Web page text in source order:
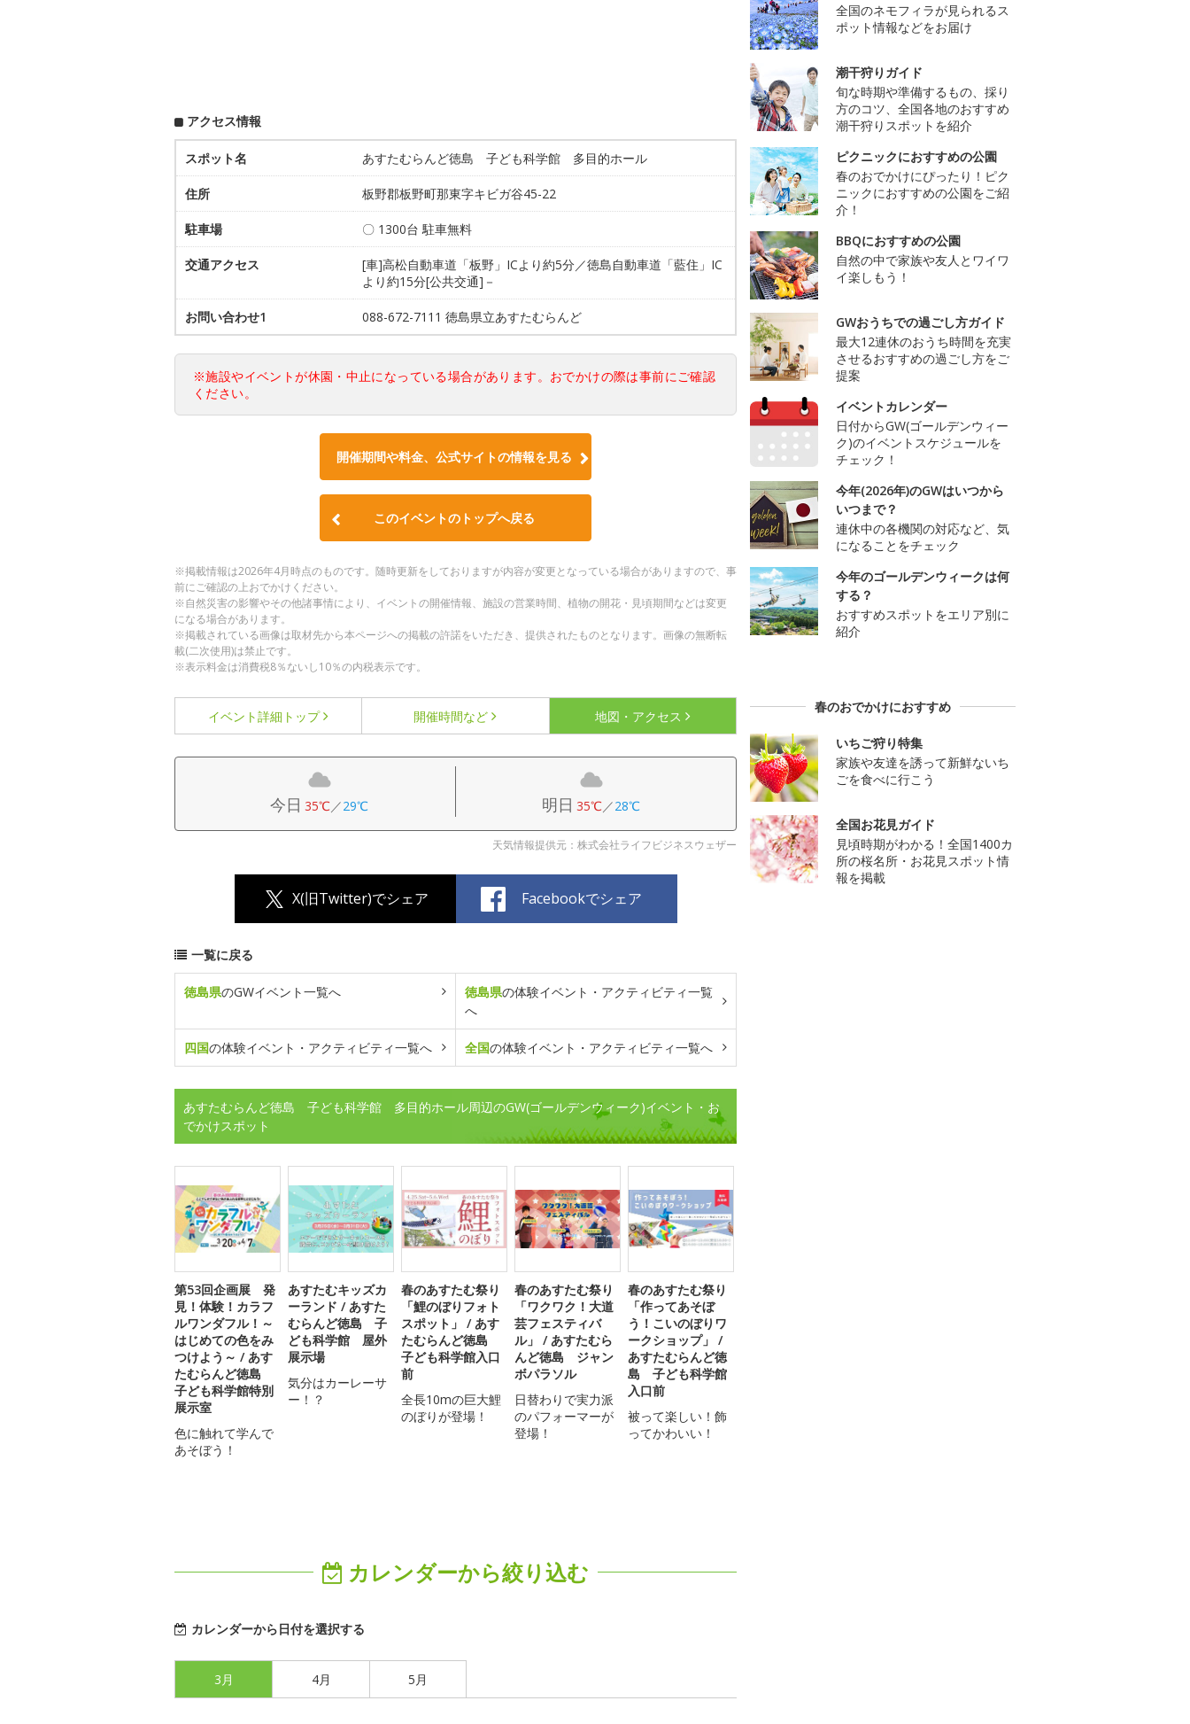
アクセス情報
スポット名 あすたむらんど徳島 子ども科学館 多目的ホール
住所 板野郡板野町那東字キビガ谷45-22
駐車場 〇 1300台 駐車無料
交通アクセス
[車]高松自動車道「板野」ICより約5分／徳島自動車道「藍住」IC
より約15分[公共交通]－
お問い合わせ1 088-672-7111 徳島県立あすたむらんど
※施設やイベントが休園・中止になっている場合があります。おでかけの際は事前にご確認
ください。
開催期間や料金、公式サイトの情報を見る
このイベントのトップへ戻る
※掲載情報は2026年4月時点のものです。随時更新をしておりますが内容が変更となっている場合がありますので、事
前にご確認の上おでかけください。
※自然災害の影響やその他諸事情により、イベントの開催情報、施設の営業時間、植物の開花・見頃期間などは変更
になる場合があります。
※掲載されている画像は取材先から本ページへの掲載の許諾をいただき、提供されたものとなります。画像の無断転
載(二次使用)は禁止です。
※表示料金は消費税8％ないし10％の内税表示です。
イベント詳細 トップ 開催時間など 地図・アクセス
今日 35℃／29℃ 明日 35℃／28℃
天気情報提供元：株式会社ライフビジネスウェザー
X(旧Twitter)でシェア Facebookでシェア
一覧に戻る
徳島県のGWイベント一覧へ 徳島県の体験イベント・アクティビティ一覧
へ
四国の体験イベント・アクティビティ一覧へ 全国の体験イベント・アクティビティ一覧へ
あすたむらんど徳島 子ども科学館 多目的ホール周辺のGW(ゴールデンウィーク)イベント・お
でかけスポット
第53回企画展 発
見！体験！カラフ
ルワンダフル！～
はじめての色をみ
つけよう～ / あす
たむらんど徳島
子ども科学館特別
展示室
色に触れて学んで
あそぼう！
あすたむキッズカ
ーランド / あすた
むらんど徳島 子
ども科学館 屋外
展示場
気分はカーレーサ
ー！？
春のあすたむ祭り
「鯉のぼりフォト
スポット」 / あす
たむらんど徳島
子ども科学館入口
前
全長10mの巨大鯉
のぼりが登場！
春のあすたむ祭り
「ワクワク！大道
芸フェスティバ
ル」 / あすたむら
んど徳島 ジャン
ボパラソル
日替わりで実力派
のパフォーマーが
登場！
春のあすたむ祭り
「作ってあそぼ
う！こいのぼりワ
ークショップ」 /
あすたむらんど徳
島 子ども科学館
入口前
被って楽しい！飾
ってかわいい！
カレンダーから絞り込む
カレンダーから日付を選択する
3月 4月 5月
全国のネモフィラが見られるス
ポット情報などをお届け
潮干狩りガイド
旬な時期や準備するもの、採り
方のコツ、全国各地のおすすめ
潮干狩りスポットを紹介
ピクニックにおすすめの公園
春のおでかけにぴったり！ピク
ニックにおすすめの公園をご紹
介！
BBQにおすすめの公園
自然の中で家族や友人とワイワ
イ楽しもう！
GWおうちでの過ごし方ガイド
最大12連休のおうち時間を充実
させるおすすめの過ごし方をご
提案
イベントカレンダー
日付からGW(ゴールデンウィー
ク)のイベントスケジュールを
チェック！
今年(2026年)のGWはいつから
いつまで？
連休中の各機関の対応など、気
になることをチェック
今年のゴールデンウィークは何
する？
おすすめスポットをエリア別に
紹介
春のおでかけにおすすめ
いちご狩り特集
家族や友達を誘って新鮮ないち
ごを食べに行こう
全国お花見ガイド
見頃時期がわかる！全国1400カ
所の桜名所・お花見スポット情
報を掲載